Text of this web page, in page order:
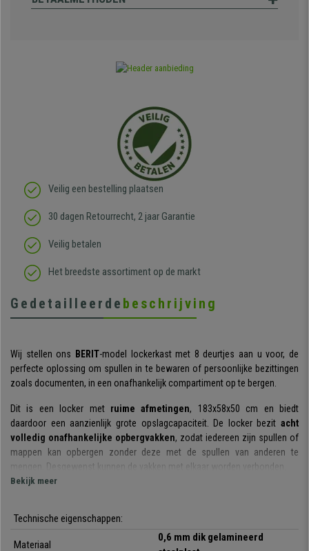
Veilig een bestelling plaatsen
30 dagen Retourrecht, 2 jaar Garantie
Veilig betalen
Het breedste assortiment op de markt
Gedetailleerde beschrijving
Wij stellen ons BERIT-model lockerkast met 8 deurtjes aan u voor, de
perfecte oplossing om spullen in te bewaren of persoonlijke bezittingen
zoals documenten, in een onafhankelijk compartiment op te bergen.
Dit is een locker met ruime afmetingen, 183x58x50 cm en biedt
daardoor een aanzienlijk grote opslagcapaciteit. De locker bezit acht
volledig onafhankelijke opbergvakken, zodat iedereen zijn spullen of
mappen kan opbergen zonder deze met de spullen van anderen te
mengen. Desgewenst kunnen de vakken met elkaar worden verbonden.
wie de eigenaar van de locker is of wat er in het vak opgeborgen ligt.
Graag vermelden we de hoge kwaliteit van het materiaal dat gebruikt is om
Bekijk meer
Technische eigenschappen:
Materiaal
0,6 mm dik gelamineerd